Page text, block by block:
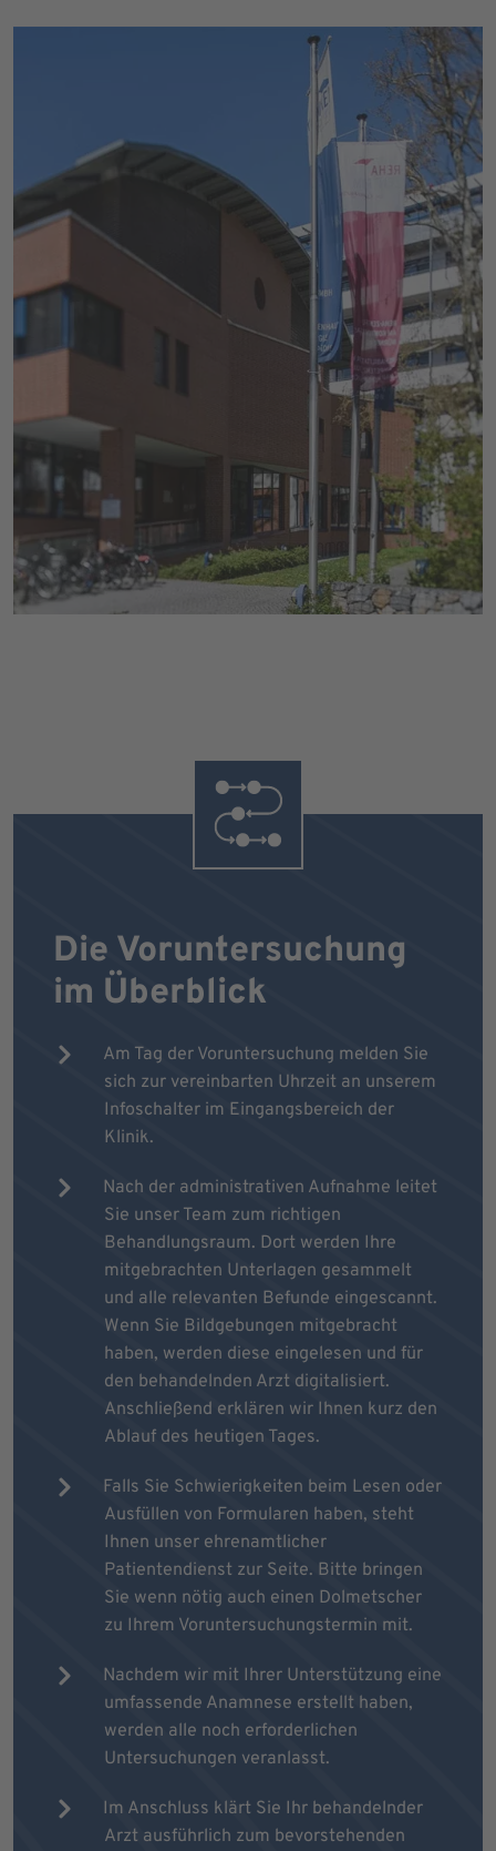
Die Voruntersuchung
im Überblick
Am Tag der Voruntersuchung melden Sie
sich zur vereinbarten Uhrzeit an unserem
Infoschalter im Eingangsbereich der
Klinik.
Nach der administrativen Aufnahme leitet
Sie unser Team zum richtigen
Behandlungsraum. Dort werden Ihre
mitgebrachten Unterlagen gesammelt
und alle relevanten Befunde eingescannt.
Wenn Sie Bildgebungen mitgebracht
haben, werden diese eingelesen und für
den behandelnden Arzt digitalisiert.
Anschließend erklären wir Ihnen kurz den
Ablauf des heutigen Tages.
Falls Sie Schwierigkeiten beim Lesen oder
Ausfüllen von Formularen haben, steht
Ihnen unser ehrenamtlicher
Patientendienst zur Seite. Bitte bringen
Sie wenn nötig auch einen Dolmetscher
zu Ihrem Voruntersuchungstermin mit.
Nachdem wir mit Ihrer Unterstützung eine
umfassende Anamnese erstellt haben,
werden alle noch erforderlichen
Untersuchungen veranlasst.
Im Anschluss klärt Sie Ihr behandelnder
Arzt ausführlich zum bevorstehenden